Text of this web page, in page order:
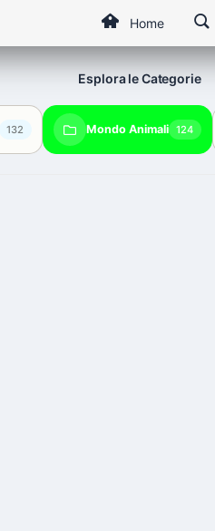
Home
Esplora le Categorie
132 Mondo Animali 124